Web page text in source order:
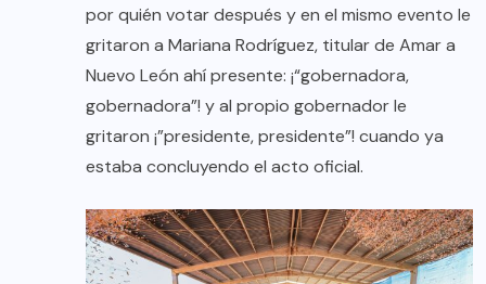
por quién votar después y en el mismo evento le
gritaron a Mariana Rodríguez, titular de Amar a
Nuevo León ahí presente: ¡“gobernadora,
gobernadora”! y al propio gobernador le
gritaron ¡”presidente, presidente”! cuando ya
estaba concluyendo el acto oficial.